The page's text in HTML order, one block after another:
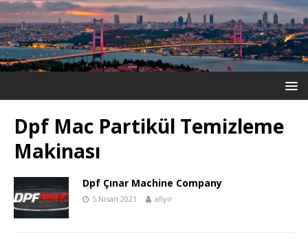
Dpf Mac Partikül Temizleme
Makinası
Dpf Çınar Machine Company
5 Nisan 2021 afiyir